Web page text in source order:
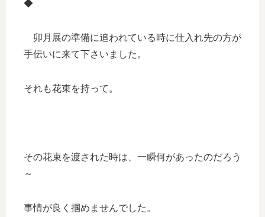
◆
卯月展の準備に追われている時に仕入れ先の方が
手伝いに来て下さいました。
それも花束を持って。
その花束を渡された時は、一瞬何があったのだろう
～
事情が良く掴めませんでした。